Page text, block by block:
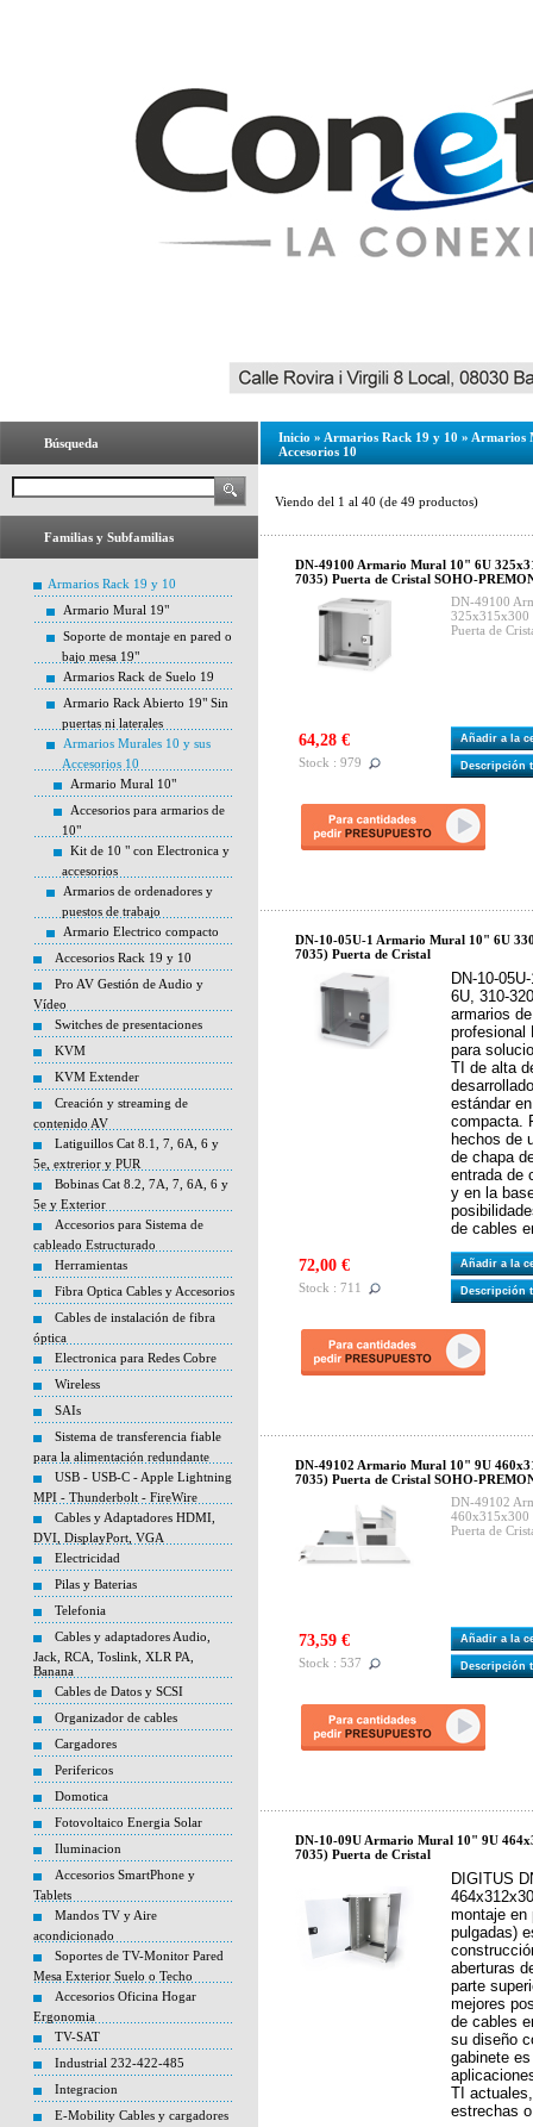
Búsqueda
Familias y Subfamilias
Armarios Rack 19 y 10
Armario Mural 19"
Soporte de montaje en pared o
bajo mesa 19"
Armarios Rack de Suelo 19
Armario Rack Abierto 19" Sin
puertas ni laterales
Armarios Murales 10 y sus
Accesorios 10
Armario Mural 10"
Accesorios para armarios de
10"
Kit de 10 " con Electronica y
accesorios
Armarios de ordenadores y
puestos de trabajo
Armario Electrico compacto
Accesorios Rack 19 y 10
Pro AV Gestión de Audio y
Vídeo
Switches de presentaciones
KVM
KVM Extender
Creación y streaming de
contenido AV
Latiguillos Cat 8.1, 7, 6A, 6 y
5e, extrerior y PUR
Bobinas Cat 8.2, 7A, 7, 6A, 6 y
5e y Exterior
Accesorios para Sistema de
cableado Estructurado
Herramientas
Fibra Optica Cables y Accesorios
Cables de instalación de fibra
óptica
Electronica para Redes Cobre
Wireless
SAIs
Sistema de transferencia fiable
para la alimentación redundante
USB - USB-C - Apple Lightning
MPI - Thunderbolt - FireWire
Cables y Adaptadores HDMI,
DVI, DisplayPort, VGA
Electricidad
Pilas y Baterias
Telefonia
Cables y adaptadores Audio,
Jack, RCA, Toslink, XLR PA,
Banana
Cables de Datos y SCSI
Organizador de cables
Cargadores
Perifericos
Domotica
Fotovoltaico Energia Solar
Iluminacion
Accesorios SmartPhone y
Tablets
Mandos TV y Aire
acondicionado
Soportes de TV-Monitor Pared
Mesa Exterior Suelo o Techo
Accesorios Oficina Hogar
Ergonomia
TV-SAT
Industrial 232-422-485
Integracion
E-Mobility Cables y cargadores
Inicio » Armarios Rack 19 y 10 » Armarios
Accesorios 10
Viendo del 1 al 40 (de 49 productos)
DN-49100 Armario Mural 10" 6U
7035) Puerta de Cristal SOHO-
DN-49100
325x315x300
Puerta de
64,28 €
Stock : 979
Añadir a la
Descripción
DN-10-05U-1 Armario Mural 10" 6U
7035) Puerta de Cristal
DN-10-
6U, 310-
armarios
profesional
para
TI de alta
estándar
compacta.
hechos de
de chapa
entrada de
y en la
de cables
72,00 €
Stock : 711
Añadir a la
Descripción
DN-49102 Armario Mural 10" 9U
7035) Puerta de Cristal SOHO-
DN-49102
460x315x300
Puerta de
73,59 €
Stock : 537
Añadir a la
Descripción
DN-10-09U Armario Mural 10" 9U
7035) Puerta de Cristal
DIGITUS
montaje en
pulgadas)
aberturas
parte
mejores
de cables
su diseño
gabinete
TI
estrechas